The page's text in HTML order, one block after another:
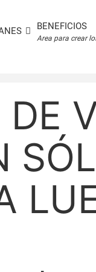
BENEFICIOS
Area para crear